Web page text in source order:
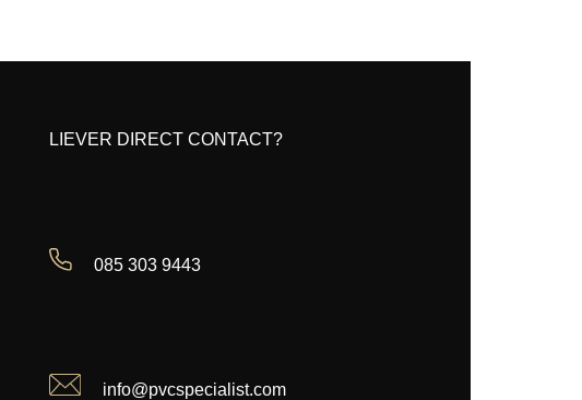
LIEVER DIRECT CONTACT?
085 303 9443
info@pvcspecialist.com